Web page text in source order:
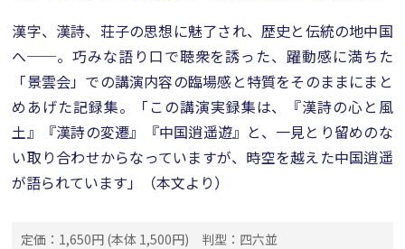
漢字、漢詩、荘子の思想に魅了され、歴史と伝統の地中国
へ──。巧みな語り口で聴衆を誘った、躍動感に満ちた
「景雲会」での講演内容の臨場感と特質をそのままにまと
めあげた記録集。「この講演実録集は、『漢詩の心と風
土』『漢詩の変遷』『中国逍遥遊』と、一見とり留めのな
い取り合わせからなっていますが、時空を越えた中国逍遥
が語られています」（本文より）
定価：1,650円 (本体 1,500円)
判型：四六並